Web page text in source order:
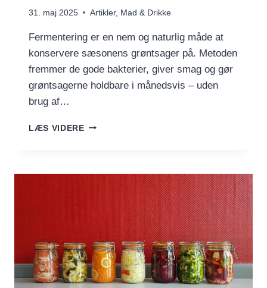
31. maj 2025 Artikler, Mad & Drikke
Fermentering er en nem og naturlig måde at
konservere sæsonens grøntsager på. Metoden
fremmer de gode bakterier, giver smag og gør
grøntsagerne holdbare i månedsvis – uden
brug af…
LÆS VIDEREGRUNDOPSKRIFT: